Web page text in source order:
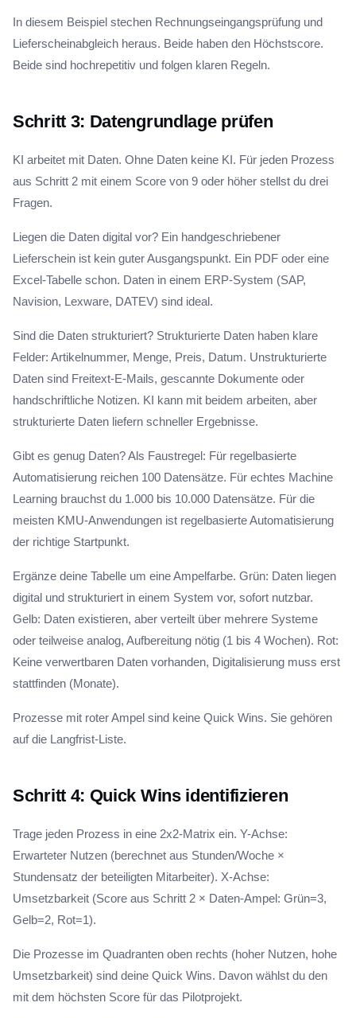
In diesem Beispiel stechen Rechnungseingangsprüfung und
Lieferscheinabgleich heraus. Beide haben den Höchstscore.
Beide sind hochrepetitiv und folgen klaren Regeln.
Schritt 3: Datengrundlage prüfen
KI arbeitet mit Daten. Ohne Daten keine KI. Für jeden Prozess
aus Schritt 2 mit einem Score von 9 oder höher stellst du drei
Fragen.
Liegen die Daten digital vor? Ein handgeschriebener
Lieferschein ist kein guter Ausgangspunkt. Ein PDF oder eine
Excel-Tabelle schon. Daten in einem ERP-System (SAP,
Navision, Lexware, DATEV) sind ideal.
Sind die Daten strukturiert? Strukturierte Daten haben klare
Felder: Artikelnummer, Menge, Preis, Datum. Unstrukturierte
Daten sind Freitext-E-Mails, gescannte Dokumente oder
handschriftliche Notizen. KI kann mit beidem arbeiten, aber
strukturierte Daten liefern schneller Ergebnisse.
Gibt es genug Daten? Als Faustregel: Für regelbasierte
Automatisierung reichen 100 Datensätze. Für echtes Machine
Learning brauchst du 1.000 bis 10.000 Datensätze. Für die
meisten KMU-Anwendungen ist regelbasierte Automatisierung
der richtige Startpunkt.
Ergänze deine Tabelle um eine Ampelfarbe. Grün: Daten liegen
digital und strukturiert in einem System vor, sofort nutzbar.
Gelb: Daten existieren, aber verteilt über mehrere Systeme
oder teilweise analog, Aufbereitung nötig (1 bis 4 Wochen). Rot:
Keine verwertbaren Daten vorhanden, Digitalisierung muss erst
stattfinden (Monate).
Prozesse mit roter Ampel sind keine Quick Wins. Sie gehören
auf die Langfrist-Liste.
Schritt 4: Quick Wins identifizieren
Trage jeden Prozess in eine 2x2-Matrix ein. Y-Achse:
Erwarteter Nutzen (berechnet aus Stunden/Woche ×
Stundensatz der beteiligten Mitarbeiter). X-Achse:
Umsetzbarkeit (Score aus Schritt 2 × Daten-Ampel: Grün=3,
Gelb=2, Rot=1).
Die Prozesse im Quadranten oben rechts (hoher Nutzen, hohe
Umsetzbarkeit) sind deine Quick Wins. Davon wählst du den
mit dem höchsten Score für das Pilotprojekt.